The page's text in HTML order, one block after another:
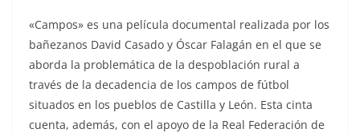
«Campos» es una película documental realizada por los
bañezanos David Casado y Óscar Falagán en el que se
aborda la problemática de la despoblación rural a
través de la decadencia de los campos de fútbol
situados en los pueblos de Castilla y León. Esta cinta
cuenta, además, con el apoyo de la Real Federación de